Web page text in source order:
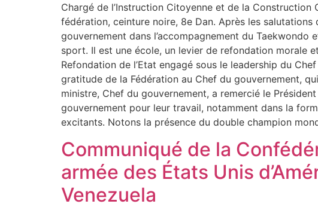
Chargé de l’Instruction Citoyenne et de la Construction
fédération, ceinture noire, 8e Dan. Après les salutations
gouvernement dans l’accompagnement du
sport. Il est une école, un levier de refondation morale
Refondation de l’Etat engagé sous le leadership du
gratitude de la Fédération au Chef du gouvernement,
ministre, Chef du gouvernement, a remercié le
gouvernement pour leur travail, notamment dans la
excitants. Notons la présence du double champion
Communiqué de la
armée des États Unis
Venezuela